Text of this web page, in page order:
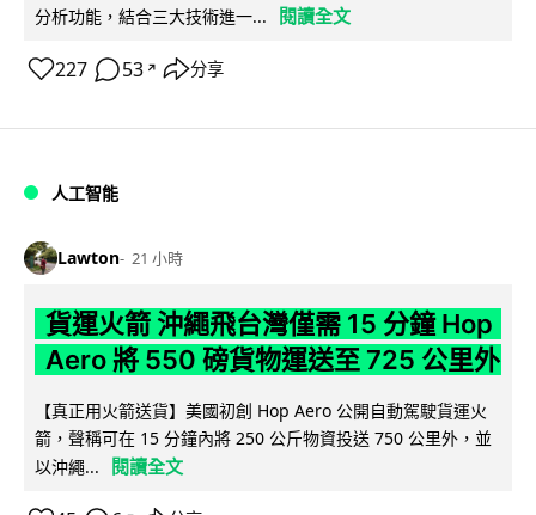
分析功能，結合三大技術進一...
閱讀全文
227 53 ↗ 分享
人工智能
Lawton 21 小時
貨運火箭 沖繩飛台灣僅需 15 分鐘 Hop
Aero 將 550 磅貨物運送至 725 公里外
【真正用火箭送貨】美國初創 Hop Aero 公開自動駕駛貨運火
箭，聲稱可在 15 分鐘內將 250 公斤物資投送 750 公里外，並
以沖繩...
閱讀全文